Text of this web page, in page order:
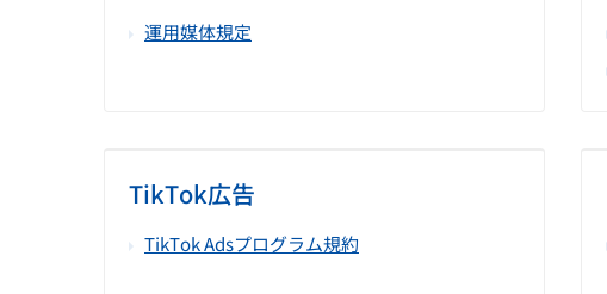
運用媒体規定
TikTok広告
TikTok Adsプログラム規約